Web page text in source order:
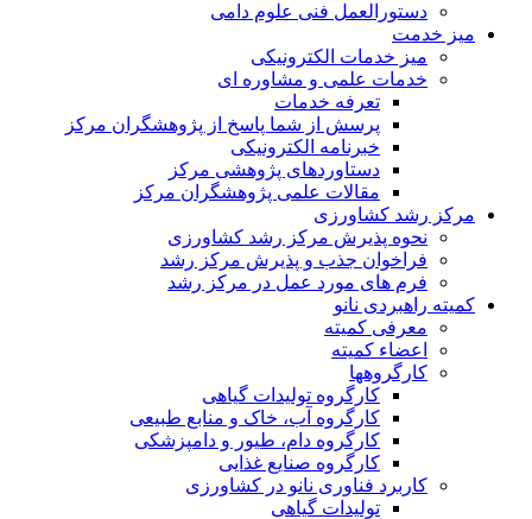
دستورالعمل فنی علوم دامی
میز خدمت
میز خدمات الکترونیکی
خدمات علمی و مشاوره ای
تعرفه خدمات
پرسش از شما پاسخ از پژوهشگران مرکز
خبرنامه الکترونیکی
دستاوردهای پژوهشی مرکز
مقالات علمی پژوهشگران مرکز
مرکز رشد کشاورزی
نحوه پذیرش مرکز رشد کشاورزی
فراخوان جذب و پذیرش مرکز رشد
فرم های مورد عمل در مرکز رشد
کمیته راهبردی نانو
معرفی کمیته
اعضاء کمیته
کارگروه‏ها
کارگروه تولیدات گیاهی
کارگروه آب، خاک و منابع طبیعی
کارگروه دام، طیور و دامپزشکی
کارگروه صنایع غذایی
کاربرد فناوری نانو در کشاورزی
تولیدات گیاهی